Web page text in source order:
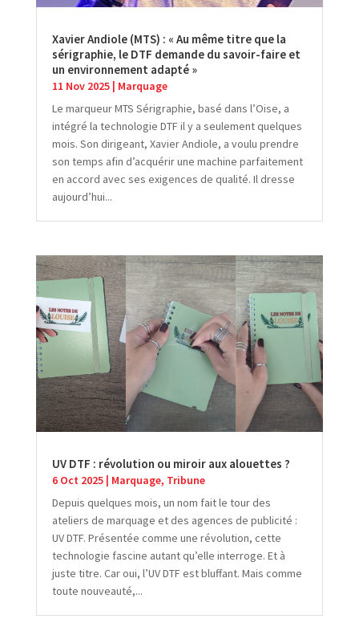
Xavier Andiole (MTS) : « Au même titre que la
sérigraphie, le DTF demande du savoir-faire et
un environnement adapté »
11 Nov 2025| Marquage
Le marqueur MTS Sérigraphie, basé dans l’Oise, a
intégré la technologie DTF il y a seulement quelques
mois. Son dirigeant, Xavier Andiole, a voulu prendre
son temps afin d’acquérir une machine parfaitement
en accord avec ses exigences de qualité. Il dresse
aujourd’hui...
UV DTF : révolution ou miroir aux alouettes ?
6 Oct 2025| Marquage, Tribune
Depuis quelques mois, un nom fait le tour des
ateliers de marquage et des agences de publicité :
UV DTF. Présentée comme une révolution, cette
technologie fascine autant qu’elle interroge. Et à
juste titre. Car oui, l’UV DTF est bluffant. Mais comme
toute nouveauté,...